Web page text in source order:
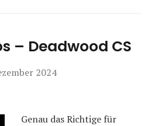
– Deadwood CS
2024
Genau das Richtige für